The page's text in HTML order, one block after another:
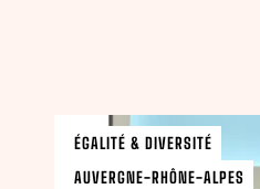
ÉGALITÉ & DIVERSITÉ
AUVERGNE-RHÔNE-ALPES